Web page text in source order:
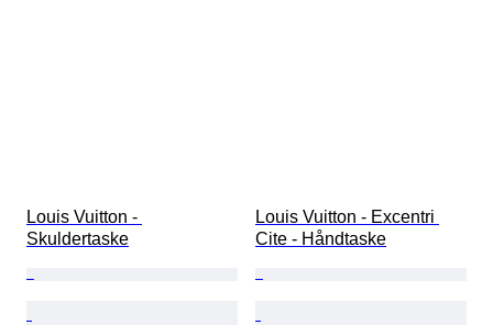
Louis Vuitton -
Skuldertaske
Louis Vuitton - Excentri
Cite - Håndtaske